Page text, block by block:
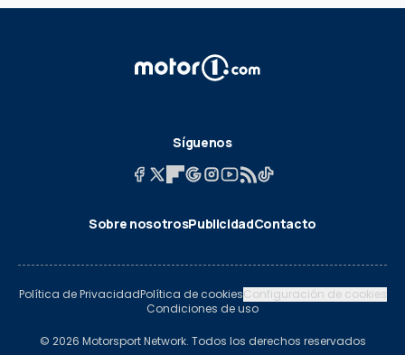
Síguenos
Sobre nosotrosPublicidadContacto
Política de PrivacidadPolítica de cookiesConfiguración de cookies
Condiciones de uso
© 2026 Motorsport Network. Todos los derechos reservados